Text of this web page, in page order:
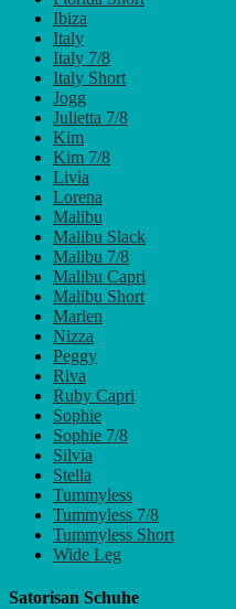
Ibiza
Italy
Italy 7/8
Italy Short
Jogg
Julietta 7/8
Kim
Kim 7/8
Livia
Lorena
Malibu
Malibu Slack
Malibu 7/8
Malibu Capri
Malibu Short
Marlen
Nizza
Peggy
Riva
Ruby Capri
Sophie
Sophie 7/8
Silvia
Stella
Tummyless
Tummyless 7/8
Tummyless Short
Wide Leg
Satorisan Schuhe